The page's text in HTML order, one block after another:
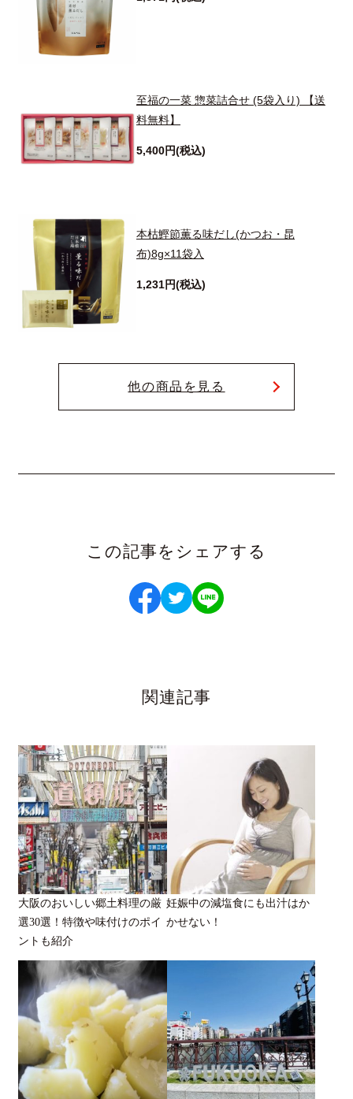
至福の一菜 惣菜詰合せ (5袋入り) 【送
料無料】
5,400円(税込)
本枯鰹節薫る味だし(かつお・昆
布)8g×11袋入
1,231円(税込)
他の商品を見る
この記事をシェアする
関連記事
大阪のおいしい郷土料理の厳
選30選！特徴や味付けのポイ
ントも紹介
妊娠中の減塩食にも出汁はか
かせない！